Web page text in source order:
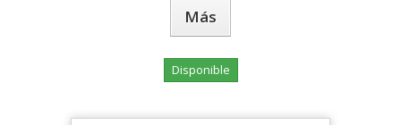
Más
Disponible